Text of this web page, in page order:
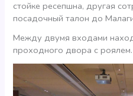
стойке ресепшна, другая
посадочный талон до
Между двумя входами
проходного двора с роялем.